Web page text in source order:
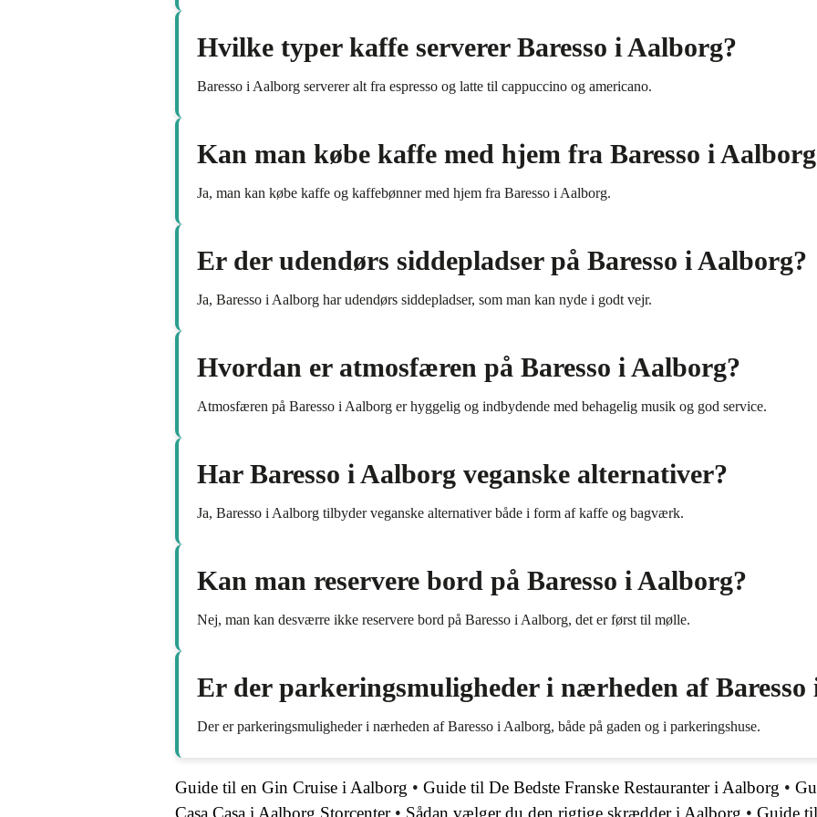
Hvilke typer kaffe serverer Baresso i Aalborg?
Baresso i Aalborg serverer alt fra espresso og latte til cappuccino og americano.
Kan man købe kaffe med hjem fra Baresso i
Ja, man kan købe kaffe og kaffebønner med hjem fra Baresso i Aalborg.
Er der udendørs siddepladser på Baresso i Aalborg?
Ja, Baresso i Aalborg har udendørs siddepladser, som man kan nyde i godt vejr.
Hvordan er atmosfæren på Baresso i Aalborg?
Atmosfæren på Baresso i Aalborg er hyggelig og indbydende med behagelig musik og god service.
Har Baresso i Aalborg veganske alternativer?
Ja, Baresso i Aalborg tilbyder veganske alternativer både i form af kaffe og bagværk.
Kan man reservere bord på Baresso i Aalborg?
Nej, man kan desværre ikke reservere bord på Baresso i Aalborg, det er først til mølle.
Er der parkeringsmuligheder i nærheden af Baresso
Der er parkeringsmuligheder i nærheden af Baresso i Aalborg, både på gaden og i parkeringshuse.
Guide til en Gin Cruise i Aalborg • Guide til De Bedste Franske Restauranter i Aalborg •
Casa Casa i Aalborg Storcenter• Sådan vælger du den rigtige skrædder i Aalborg • Guide